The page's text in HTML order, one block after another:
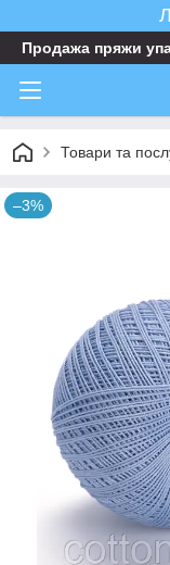
Продажа пряжи
Товари та
–3%